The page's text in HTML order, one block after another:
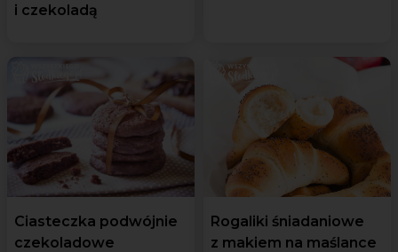
i czekoladą
Ciasteczka podwójnie
czekoladowe
Rogaliki śniadaniowe
z makiem na maślance